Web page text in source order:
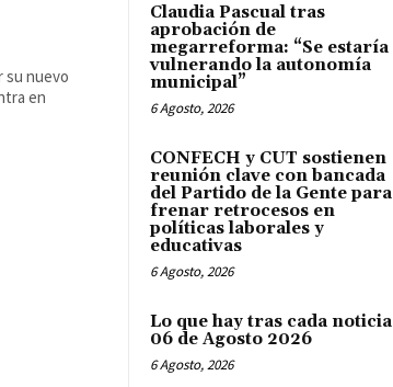
su nuevo
en
Claudia Pascual tras
aprobación de
megarreforma: “Se estaría
vulnerando la autonomía
municipal”
6 Agosto, 2026
CONFECH y CUT sostienen
reunión clave con bancada
del Partido de la Gente para
frenar retrocesos en
políticas laborales y
educativas
6 Agosto, 2026
Lo que hay tras cada noticia
06 de Agosto 2026
6 Agosto, 2026